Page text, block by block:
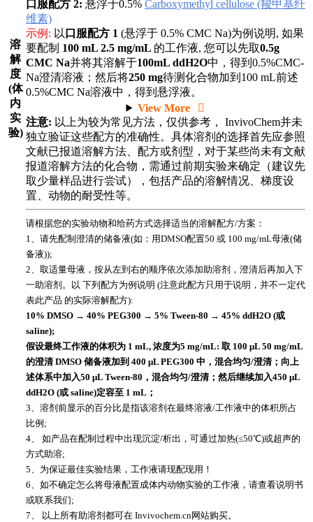
溶
解
度
(体
内
实
验)
口服配方 2: 悬浮于0.5% Carboxymethyl cellulose (羧甲基纤
维素)
示例: 以 口服配方 1 (悬浮于 0.5% CMC Na)为例说明, 如果
要配制 100 mL 2.5 mg/mL 的工作液, 您可以先取0.5g
CMC Na并将其溶解于100mL ddH2O中，得到0.5%CMC-
Na澄清溶液；然后将250 mg待测化合物加到100 mL前述
0.5%CMC Na溶液中，得到悬浮液。
View More
注意: 以上为较为常见方法，仅供参考， InvivoChem并未
独立验证这些配方的准确性。具体溶剂的选择首先应参照
文献已报道溶解方法、配方或剂型，对于某些尚未有文献
报道溶解方法的化合物，需通过前期实验来确定（建议先
取少量样品进行尝试），包括产品的溶解情况、梯度设
置、动物的耐受性等。
请根据您的实验动物和给药方式选择适当的溶解配方/方案：
1、请先配制澄清的储备液(如：用DMSO配置50 或 100 mg/mL母液(储
备液));
2、取适量母液，按从左到右的顺序依次添加助溶剂，澄清后再加入下
一助溶剂。以 下列配方为例说明 (注意此配方只用于说明，并不一定代
表此产品 的实际溶解配方):
10% DMSO → 40% PEG300 → 5% Tween-80 → 45% ddH2O (或
saline);
假设最终工作液的体积为 1 mL, 浓度为5 mg/mL: 取 100 μL 50 mg/mL
的澄清 DMSO 储备液加到 400 μL PEG300 中，混合均匀/澄清；向上
述体系中加入50 μL Tween-80，混合均匀/澄清；然后继续加入450 μL
ddH2O (或 saline)定容至 1 mL；
3、溶剂前显示的百分比是指该溶剂在最终溶液/工作液中的体积所占
比例;
4、 如产品在配制过程中出现沉淀/析出，可通过加热(≤50℃)或超声的
方式助溶;
5、为保证最佳实验结果，工作液请现配现用！
6、如不确定怎么将母液配置成体内动物实验的工作液，请查看说明书
或联系我们;
7、 以上所有助溶剂都可在 Invivochem.cn网站购买。